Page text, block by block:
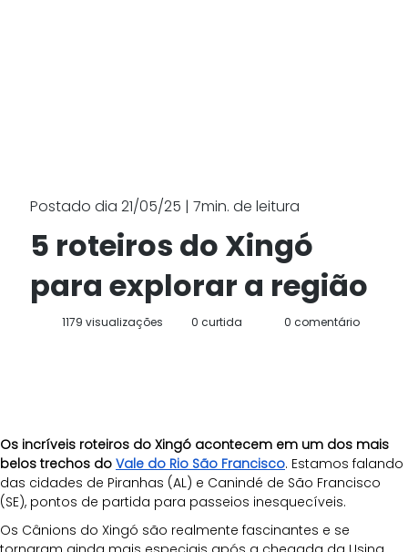
Postado dia 21/05/25 | 7min. de leitura
5 roteiros do Xingó
para explorar a região
0 comentário
0 curtida
1179 visualizações
Os incríveis roteiros do Xingó acontecem em um dos mais
belos trechos do Vale do Rio São Francisco. Estamos falando
das cidades de Piranhas (AL) e Canindé de São Francisco
(SE), pontos de partida para passeios inesquecíveis.
Os Cânions do Xingó são realmente fascinantes e se